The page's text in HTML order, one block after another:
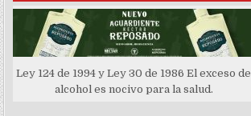
Ley 124 de 1994 y Ley 30 de 1986 El exceso de
alcohol es nocivo para la salud.